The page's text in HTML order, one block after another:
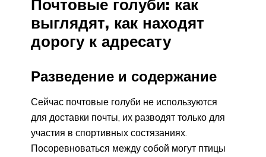
Почтовые голуби: как
выглядят, как находят
дорогу к адресату
Разведение и содержание
Сейчас почтовые голуби не используются
для доставки почты, их разводят только для
участия в спортивных состязаниях.
Посоревноваться между собой могут птицы